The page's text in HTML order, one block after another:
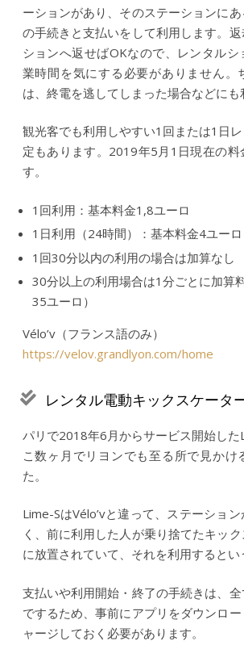
ーションがあり、そのステーションに
の手続きと支払いをして利用します。
ションへ返せばOKなので、レンタル
業時間を気にする必要がありません。
は、終電を逃してしまった場合などにも
観光客でも利用しやすい1回または1日
定もあります。2019年5月1日現在の料
す。
1回利用：基本料金1,8ユーロ
1日利用（24時間）：基本料金4ユーロ
1回30分以内の利用の場合は加算なし
30分以上の利用場合は1分ごとに加算
35ユーロ）
Vélo’v（フランス語のみ）
https://velov.grandlyon.com/home
レンタル電動キックスケータ
パリで2018年6月からサービス開始した
こ数ヶ月でリヨンでも至る所で見かけ
た。
Lime-SはVélo’vと違って、ステーショ
く、前に利用した人が乗り捨てたキッ
に放置されていて、それを利用するとい
支払いや利用開始・終了の手続きは、全
でするため、事前にアプリをダウンロ
ャージしておく必要があります。